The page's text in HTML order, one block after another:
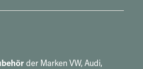
der Marken VW, Audi,